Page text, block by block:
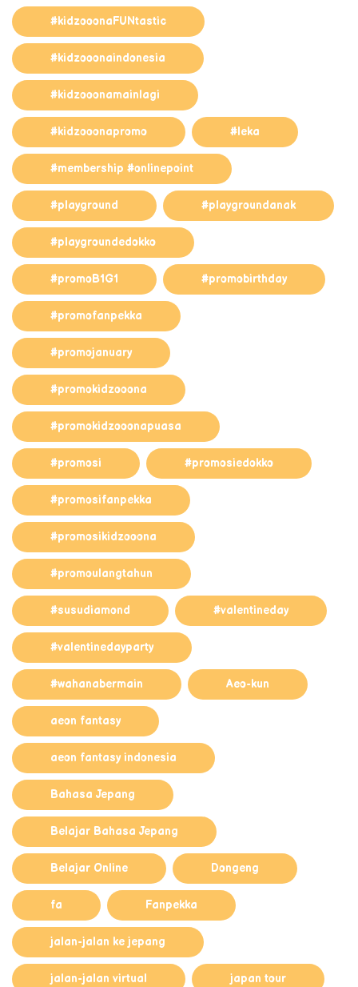
#kidzooonaFUNtastic
#kidzooonaindonesia
#kidzooonamainlagi
#kidzooonapromo #leka
#membership #onlinepoint
#playground #playgroundanak
#playgroundedokko
#promoB1G1 #promobirthday
#promofanpekka
#promojanuary
#promokidzooona
#promokidzooonapuasa
#promosi #promosiedokko
#promosifanpekka
#promosikidzooona
#promoulangtahun
#susudiamond #valentineday
#valentinedayparty
#wahanabermain Aeo-kun
aeon fantasy
aeon fantasy indonesia
Bahasa Jepang
Belajar Bahasa Jepang
Belajar Online Dongeng
fa Fanpekka
jalan-jalan ke jepang
jalan-jalan virtual japan tour